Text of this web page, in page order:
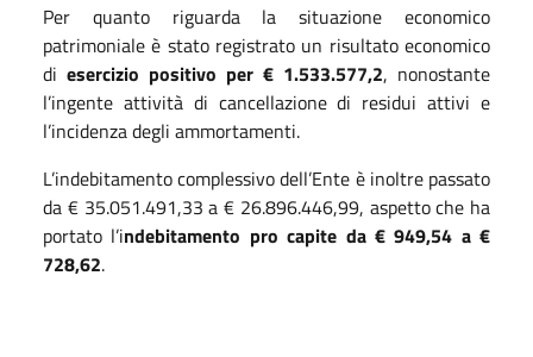
Per quanto riguarda la situazione economico
patrimoniale è stato registrato un risultato economico
di esercizio positivo per € 1.533.577,2, nonostante
l’ingente attività di cancellazione di residui attivi e
l’incidenza degli ammortamenti.
L’indebitamento complessivo dell’Ente è inoltre passato
da € 35.051.491,33 a € 26.896.446,99, aspetto che ha
portato l’indebitamento pro capite da € 949,54 a €
728,62.